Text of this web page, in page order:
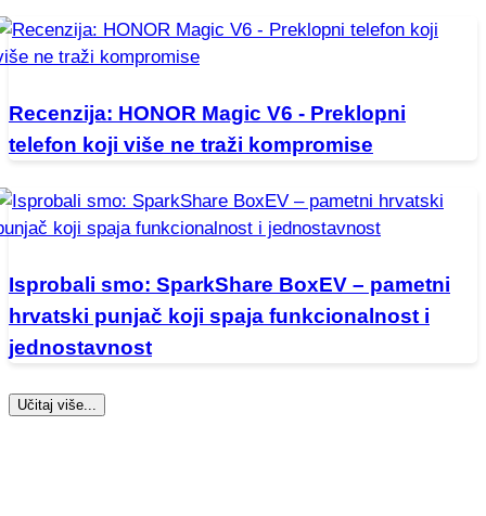
Recenzija: HONOR Magic V6 - Preklopni
telefon koji više ne traži kompromise
Isprobali smo: SparkShare BoxEV – pametni
hrvatski punjač koji spaja funkcionalnost i
jednostavnost
Učitaj više...